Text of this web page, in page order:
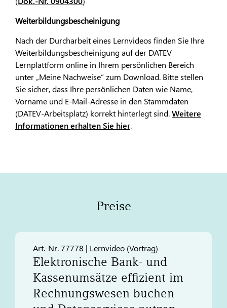
Weiterbildungsbescheinigung
Nach der Durcharbeit eines Lernvideos finden Sie Ihre
Weiterbildungsbescheinigung auf der DATEV
Lernplattform online in Ihrem persönlichen Bereich
unter „Meine Nachweise“ zum Download. Bitte stellen
Sie sicher, dass Ihre persönlichen Daten wie Name,
Vorname und E-Mail-Adresse in den Stammdaten
(DATEV-Arbeitsplatz) korrekt hinterlegt sind.Weitere
Informationen erhalten Sie hier.
Preise
Art.-Nr. 77778 | Lernvideo (Vortrag)
Elektronische Bank- und
Kassenumsätze effizient im
Rechnungswesen buchen